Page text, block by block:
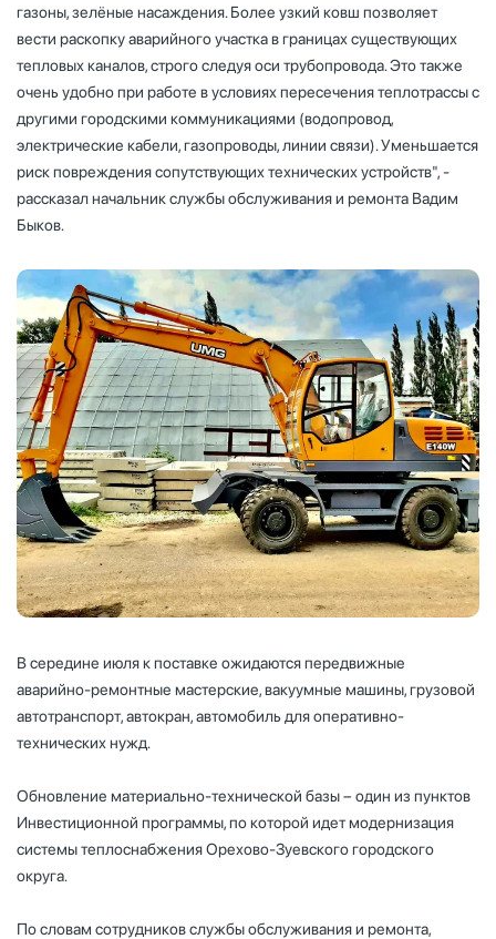
газоны, зелёные насаждения. Более узкий ковш позволяет
вести раскопку аварийного участка в границах существующих
тепловых каналов, строго следуя оси трубопровода. Это также
очень удобно при работе в условиях пересечения теплотрассы с
другими городскими коммуникациями (водопровод,
электрические кабели, газопроводы, линии связи). Уменьшается
риск повреждения сопутствующих технических устройств", -
рассказал начальник службы обслуживания и ремонта Вадим
Быков.
В середине июля к поставке ожидаются передвижные
аварийно-ремонтные мастерские, вакуумные машины, грузовой
автотранспорт, автокран, автомобиль для оперативно-
технических нужд.
Обновление материально-технической базы – один из пунктов
Инвестиционной программы, по которой идет модернизация
системы теплоснабжения Орехово-Зуевского городского
округа.
По словам сотрудников службы обслуживания и ремонта,